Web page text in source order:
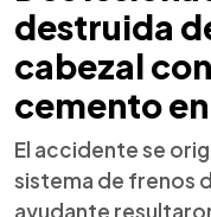
destruida
cabezal
cemento
El accidente se
sistema de frenos
ayudante